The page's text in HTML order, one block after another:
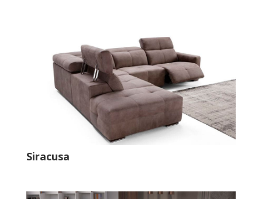
Siracusa